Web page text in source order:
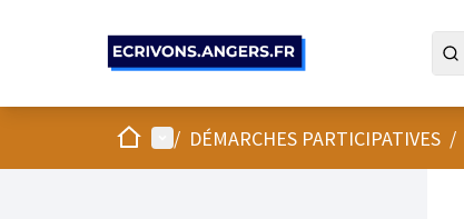
AccueilMenu principal
/ DÉMARCHES PARTICIPATIVES /